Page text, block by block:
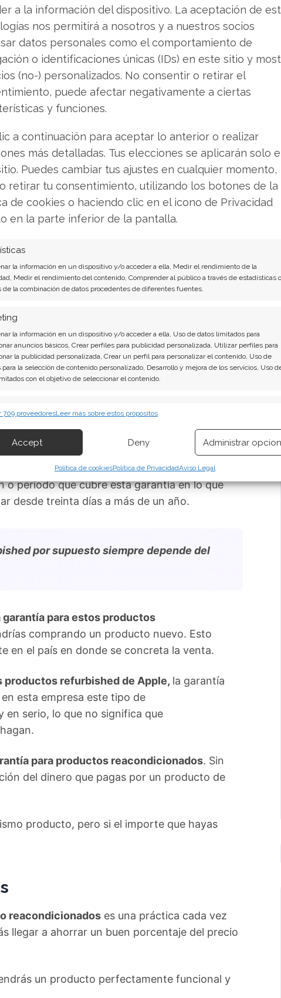
a la información del dispositivo. La aceptación de
nos permitirá a nosotros y a nuestros socios
datos personales como el comportamiento de
o identificaciones únicas (IDs) en este sitio y
(no-) personalizados. No consentir o retirar el
puede afectar negativamente a ciertas
y funciones.
a continuación para aceptar lo anterior o realizar
más detalladas. Tus elecciones se aplicarán solo
Puedes cambiar tus ajustes en cualquier momento,
retirar tu consentimiento, utilizando los botones de la
de cookies o haciendo clic en el icono de Privacidad
en la parte inferior de la pantalla.
la información en un dispositivo y/o acceder a ella, Medir el rendimiento de la
Medir el rendimiento del contenido, Comprender al público a través de estadísticas o
de la combinación de datos procedentes de diferentes fuentes.
la información en un dispositivo y/o acceder a ella, Uso de datos limitados para
anuncios básicos, Crear perfiles para publicidad personalizada, Utilizar perfiles para
la publicidad personalizada, Crear un perfil para personalizar el contenido, Uso de
para la selección de contenido personalizado, Desarrollo y mejora de los servicios, Uso
con el objetivo de seleccionar el contenido.
transmitida de forma automática.
la seguridad, evitar y detectar fraudes, y eliminar
Ofrecer y presentar publicidad y contenido, Guardar y
las preferencias de privacidad.
Siempre
709 proveedoresLeer más sobre estos propósitos
Accept Deny Administrar
Política de cookiesPolítica de PrivacidadAviso Legal
de refurbished, hace posible que se venda a
alcanzar el 50 % de descuento.
aquellos que han estado en exhibición en
pueden haber sufrido marcas o pequeños
exhiben sin la protección que les confiere su
un descuento muy importante, y te llevarás a
condicionesal cual quizás sólonecesite un
de por qué un dispositivo puede ser
de ventas o demostraciones, como sucede en
fallas.
o en el producto en sí.
refurbished
refurbished o reacondicionados suelen
o período que cubre esta garantía en lo que
desde treinta días a más de un año.
por supuesto siempre depende del
garantía para estos productos
comprando un producto nuevo. Esto
en el país en donde se concreta la venta.
productos refurbished de Apple, la garantía
esta empresa este tipo de
serio, lo que no significa que
para productos reacondicionados. Sin
del dinero que pagas por un producto de
producto, pero si el importe que hayas
reacondicionados es una práctica cada vez
llegar a ahorrar un buen porcentaje del precio
un producto perfectamente funcional y